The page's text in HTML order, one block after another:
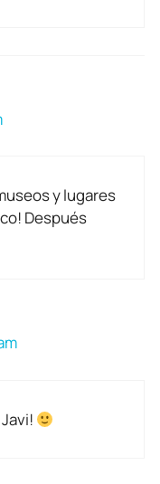
y lugares
Después